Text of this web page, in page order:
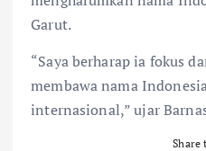
Garut.
“Saya berharap ia fokus
membawa nama
internasional,” ujar